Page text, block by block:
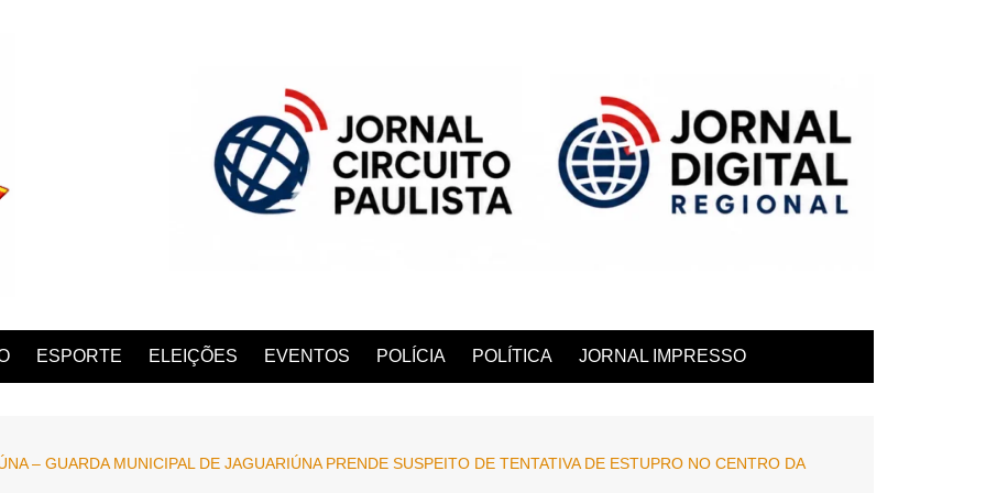
ESPORTE ELEIÇÕES EVENTOS POLÍCIA POLÍTICA JORNAL IMPRESSO
– GUARDA MUNICIPAL DE JAGUARIÚNA PRENDE SUSPEITO DE TENTATIVA DE ESTUPRO NO CENTRO DA